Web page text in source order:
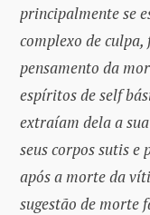
principalmente se
complexo de
pensamento da
espíritos de self
extraíam dela a
seus corpos sutis
após a morte da
sugestão de morte